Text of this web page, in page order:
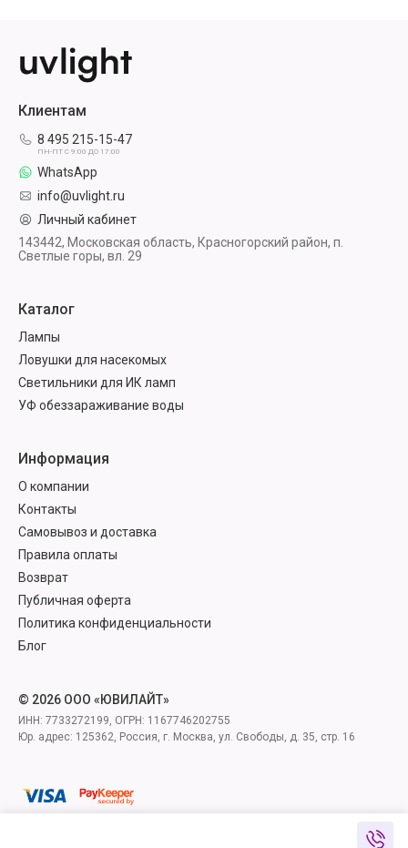
Клиентам
8 495 215-15-47
ПН-ПТ С 9:00 ДО 17:00
WhatsApp
info@uvlight.ru
Личный кабинет
143442, Московская область, Красногорский район, п.
Светлые горы, вл. 29
Каталог
Лампы
Ловушки для насекомых
Светильники для ИК ламп
УФ обеззараживание воды
Информация
О компании
Контакты
Самовывоз и доставка
Правила оплаты
Возврат
Публичная оферта
Политика конфиденциальности
Блог
© 2026 ООО «ЮВИЛАЙТ»
ИНН: 7733272199, ОГРН: 1167746202755
Юр. адрес: 125362, Россия, г. Москва, ул. Свободы, д. 35, стр. 16